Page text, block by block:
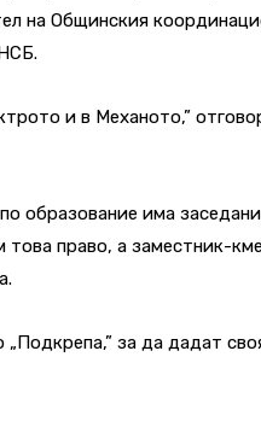
на Общинския
и в Механото,”
образование има
право, а заместник-
за да дадат